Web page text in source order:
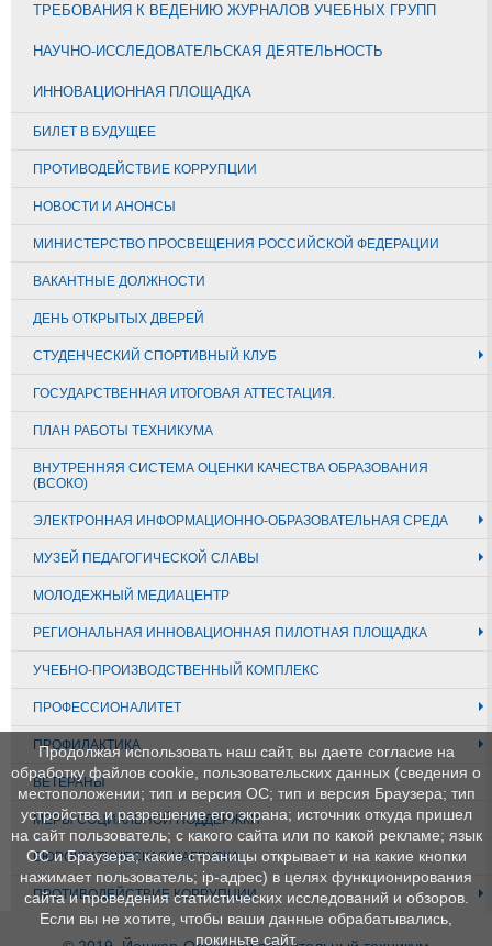
ТРЕБОВАНИЯ К ВЕДЕНИЮ ЖУРНАЛОВ УЧЕБНЫХ ГРУПП
НАУЧНО-ИССЛЕДОВАТЕЛЬСКАЯ ДЕЯТЕЛЬНОСТЬ
ИННОВАЦИОННАЯ ПЛОЩАДКА
БИЛЕТ В БУДУЩЕЕ
ПРОТИВОДЕЙСТВИЕ КОРРУПЦИИ
НОВОСТИ И АНОНСЫ
МИНИСТЕРСТВО ПРОСВЕЩЕНИЯ РОССИЙСКОЙ ФЕДЕРАЦИИ
ВАКАНТНЫЕ ДОЛЖНОСТИ
ДЕНЬ ОТКРЫТЫХ ДВЕРЕЙ
СТУДЕНЧЕСКИЙ СПОРТИВНЫЙ КЛУБ
ГОСУДАРСТВЕННАЯ ИТОГОВАЯ АТТЕСТАЦИЯ.
ПЛАН РАБОТЫ ТЕХНИКУМА
ВНУТРЕННЯЯ СИСТЕМА ОЦЕНКИ КАЧЕСТВА ОБРАЗОВАНИЯ
(ВСОКО)
ЭЛЕКТРОННАЯ ИНФОРМАЦИОННО-ОБРАЗОВАТЕЛЬНАЯ СРЕДА
МУЗЕЙ ПЕДАГОГИЧЕСКОЙ СЛАВЫ
МОЛОДЕЖНЫЙ МЕДИАЦЕНТР
РЕГИОНАЛЬНАЯ ИННОВАЦИОННАЯ ПИЛОТНАЯ ПЛОЩАДКА
УЧЕБНО-ПРОИЗВОДСТВЕННЫЙ КОМПЛЕКС
ПРОФЕССИОНАЛИТЕТ
ПРОФИЛАКТИКА
ВЕТЕРАНЫ
МЕРЫ СОЦИАЛЬНОЙ ПОДДЕРЖКИ
БЮРОКРАТИЧЕСКАЯ НАГРУЗКА
ПРОТИВОДЕЙСТВИЕ КОРРУПЦИИ
Продолжая использовать наш сайт, вы даете согласие на
обработку файлов cookie, пользовательских данных (сведения о
местоположении; тип и версия ОС; тип и версия Браузера; тип
устройства и разрешение его экрана; источник откуда пришел
на сайт пользователь; с какого сайта или по какой рекламе; язык
ОС и Браузера; какие страницы открывает и на какие кнопки
нажимает пользователь; ip-адрес) в целях функционирования
сайта и проведения статистических исследований и обзоров.
Если вы не хотите, чтобы ваши данные обрабатывались,
покиньте сайт.